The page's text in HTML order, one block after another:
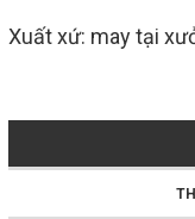
Xuất xứ: may tại